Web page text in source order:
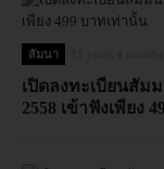
สัมนา
เปิดลงทะเบียนสัม
2558 เข้าฟังเพียง